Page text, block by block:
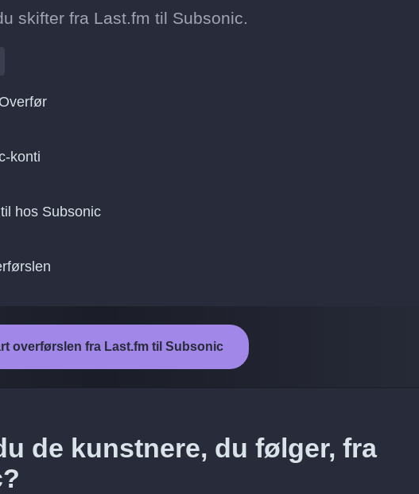
skifter fra Last.fm til Subsonic.
konti
hos Subsonic
overførslen fra Last.fm til Subsonic
de kunstnere, du følger, fra